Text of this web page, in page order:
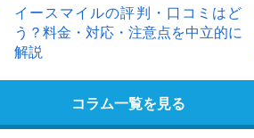
イースマイルの評判・口コミはど
う？料金・対応・注意点を中立的に
解説
コラム一覧を見る